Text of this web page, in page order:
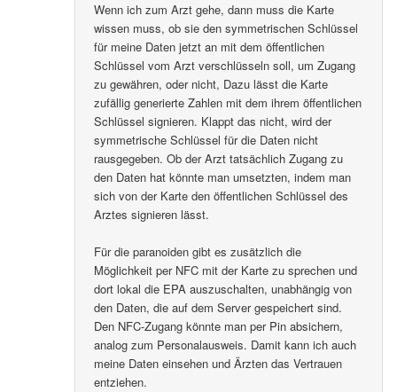
Wenn ich zum Arzt gehe, dann muss die Karte
wissen muss, ob sie den symmetrischen Schlüssel
für meine Daten jetzt an mit dem öffentlichen
Schlüssel vom Arzt verschlüsseln soll, um Zugang
zu gewähren, oder nicht, Dazu lässt die Karte
zufällig generierte Zahlen mit dem ihrem öffentlichen
Schlüssel signieren. Klappt das nicht, wird der
symmetrische Schlüssel für die Daten nicht
rausgegeben. Ob der Arzt tatsächlich Zugang zu
den Daten hat könnte man umsetzten, indem man
sich von der Karte den öffentlichen Schlüssel des
Arztes signieren lässt.
Für die paranoiden gibt es zusätzlich die
Möglichkeit per NFC mit der Karte zu sprechen und
dort lokal die EPA auszuschalten, unabhängig von
den Daten, die auf dem Server gespeichert sind.
Den NFC-Zugang könnte man per Pin absichern,
analog zum Personalausweis. Damit kann ich auch
meine Daten einsehen und Ärzten das Vertrauen
entziehen.